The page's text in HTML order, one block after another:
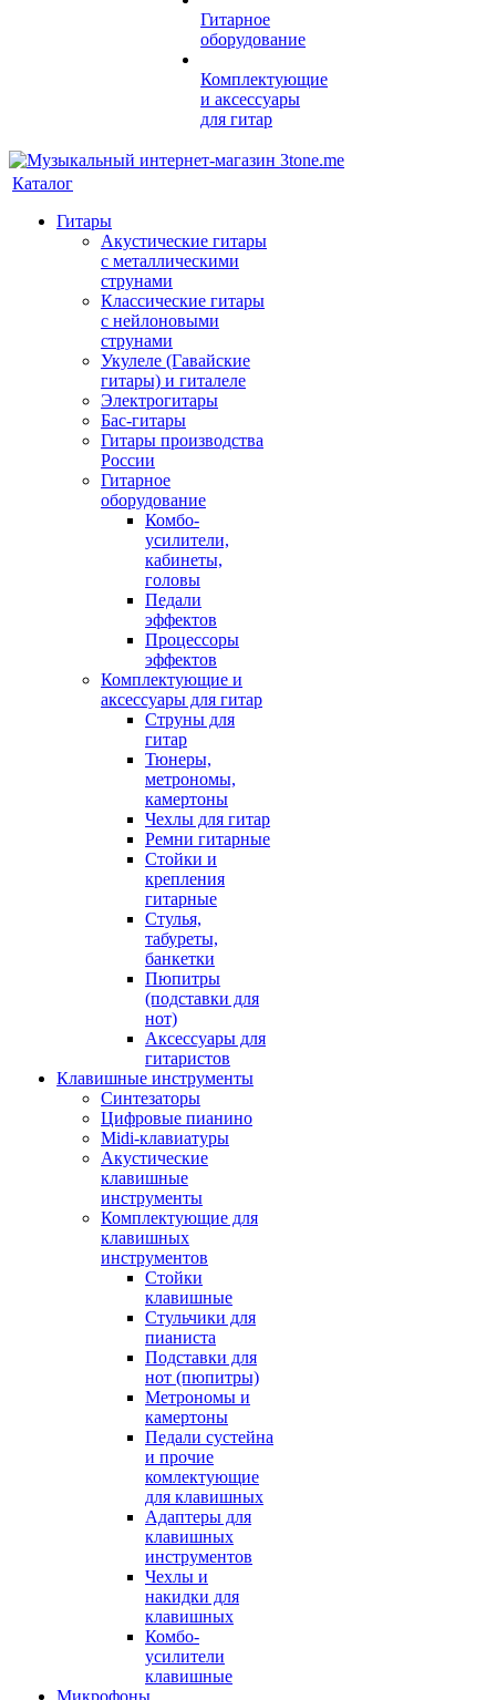
Гитарное
оборудование
Комплектующие
и аксессуары
для гитар
Каталог
Гитары
Акустические гитары
с металлическими
струнами
Классические гитары
с нейлоновыми
струнами
Укулеле (Гавайские
гитары) и гиталеле
Электрогитары
Бас-гитары
Гитары производства
России
Гитарное
оборудование
Комбо-
усилители,
кабинеты,
головы
Педали
эффектов
Процессоры
эффектов
Комплектующие и
аксессуары для гитар
Струны для
гитар
Тюнеры,
метрономы,
камертоны
Чехлы для гитар
Ремни гитарные
Стойки и
крепления
гитарные
Стулья,
табуреты,
банкетки
Пюпитры
(подставки для
нот)
Аксессуары для
гитаристов
Клавишные инструменты
Синтезаторы
Цифровые пианино
Midi-клавиатуры
Акустические
клавишные
инструменты
Комплектующие для
клавишных
инструментов
Стойки
клавишные
Стульчики для
пианиста
Подставки для
нот (пюпитры)
Метрономы и
камертоны
Педали сустейна
и прочие
комлектующие
для клавишных
Адаптеры для
клавишных
инструментов
Чехлы и
накидки для
клавишных
Комбо-
усилители
клавишные
Микрофоны